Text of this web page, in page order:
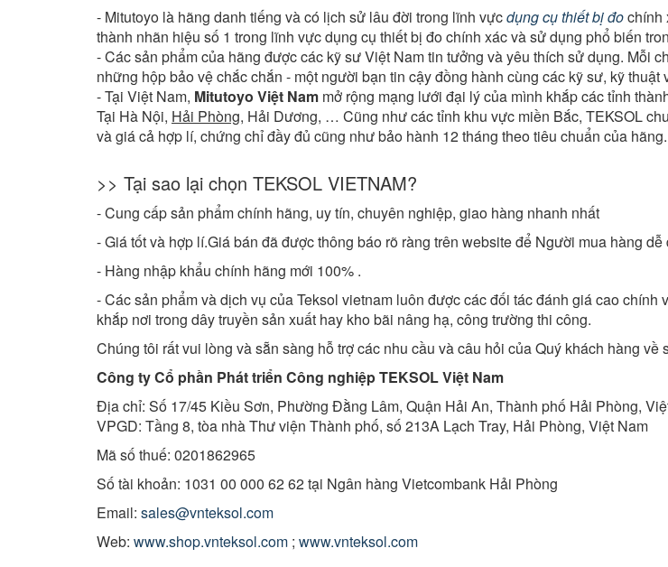
- Mitutoyo là hãng danh tiếng và có lịch sử lâu đời trong lĩnh vựcdụng cụ thiết bị đochính
thành nhãn hiệu số 1 trong lĩnh vực dụng cụ thiết bị đo chính xác và sử dụng phổ biến
- Các sản phẩm của hãng được các kỹ sư Việt Nam tin tưởng và yêu thích sử dụng. Mỗi
những hộp bảo vệ chắc chắn - một người bạn tin cậy đồng hành cùng các kỹ sư, kỹ
- Tại Việt Nam, Mitutoyo Việt Nam mở rộng mạng lưới đại lý của mình khắp các tỉnh
Tại Hà Nội, Hải Phòng, Hải Dương, … Cũng như các tỉnh khu vực miền Bắc, TEKSOL
và giá cả hợp lí, chứng chỉ đầy đủ cũng như bảo hành 12 tháng theo tiêu chuẩn của hãng.
>> Tại sao lại chọn TEKSOL VIETNAM?
- Cung cấp sản phẩm chính hãng, uy tín, chuyên nghiệp, giao hàng nhanh nhất
- Giá tốt và hợp lí.Giá bán đã được thông báo rõ ràng trên website để Người mua hàng
- Hàng nhập khẩu chính hãng mới 100% .
- Các sản phẩm và dịch vụ của Teksol vietnam luôn được các đối tác đánh giá cao
khắp nơi trong dây truyền sản xuất hay kho bãi nâng hạ, công trường thi công.
Chúng tôi rất vui lòng và sẵn sàng hỗ trợ các nhu cầu và câu hỏi của Quý khách hàng về
Công ty Cổ phần Phát triển Công nghiệpTEKSOL Việt Nam
Địa chỉ: Số 17/45 Kiều Sơn, Phường Đằng Lâm, Quận Hải An, Thành phố Hải Phòng,
VPGD: Tầng 8, tòa nhà Thư viện Thành phố, số 213A Lạch Tray, Hải Phòng, Việt Nam
Mã số thuế: 0201862965
Số tài khoản: 1031 00 000 62 62 tại Ngân hàng Vietcombank Hải Phòng
Email: sales@vnteksol.com
Web: www.shop.vnteksol.com ; www.vnteksol.com